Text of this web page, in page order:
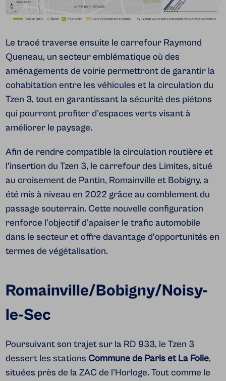
Le tracé traverse ensuite le carrefour Raymond
Queneau, un secteur emblématique où des
aménagements de voirie permettront de garantir la
cohabitation entre les véhicules et la circulation du
Tzen 3, tout en garantissant la sécurité des piétons
qui pourront profiter d’espaces verts visant à
améliorer le paysage.
Afin de rendre compatible la circulation routière et
l’insertion du Tzen 3, le carrefour des Limites, situé
au croisement de Pantin, Romainville et Bobigny, a
été mis à niveau en 2022 grâce au comblement du
passage souterrain. Cette nouvelle configuration
renforce l'objectif d'apaiser le trafic automobile
dans le secteur et offre davantage d’opportunités en
termes de végétalisation.
Romainville/Bobigny/Noisy-
le-Sec
Poursuivant son trajet sur la RD 933, le Tzen 3
dessert les stations Commune de Paris et La Folie,
situées près de la ZAC de l’Horloge. Tout comme le